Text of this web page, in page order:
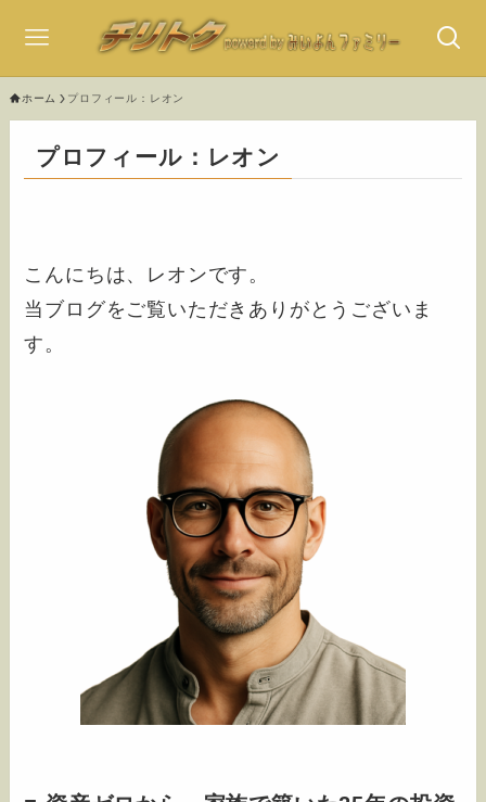
ホーム プロフィール：レオン
プロフィール：レオン
こんにちは、レオンです。
当ブログをご覧いただきありがとうございま
す。